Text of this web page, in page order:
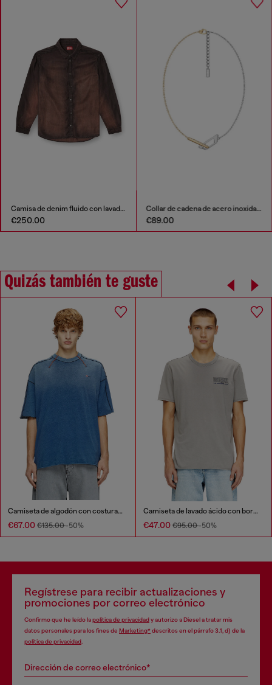
Camisa de denim fluido con lavado oscuro
€250.00
Collar de cadena de acero inoxidable
€89.00
Quizás también te guste
Camiseta de algodón con costuras overlock en contraste
€67.00 €135.00-50%
Camiseta de lavado ácido con bordes sin rematar.
€47.00 €95.00-50%
Regístrese para recibir actualizaciones y
promociones por correo electrónico
Confirmo que he leído lapolítica de privacidady autorizo a Diesel a tratar mis
datos personales para los fines de Marketing*descritos en el párrafo 3.1, d) de la
política de privacidad
Dirección de correo electrónico*